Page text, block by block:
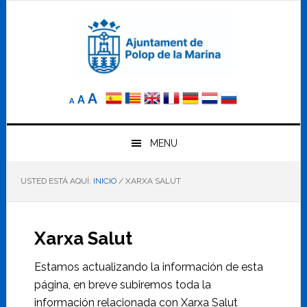
A
Reducir
elA Tamaño
AAumentar
el
tamaño
letra
MENU
USTED ESTÁ AQUÍ: INICIO /XARXA SALUT
Xarxa Salut
Estamos actualizando la información de esta
página, en breve subiremos toda la
información relacionada con Xarxa Salut